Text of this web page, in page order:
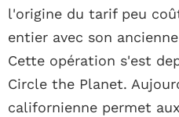
l'origine du tarif peu
entier avec son
Cette opération s'est
Circle the Planet.
californienne permet